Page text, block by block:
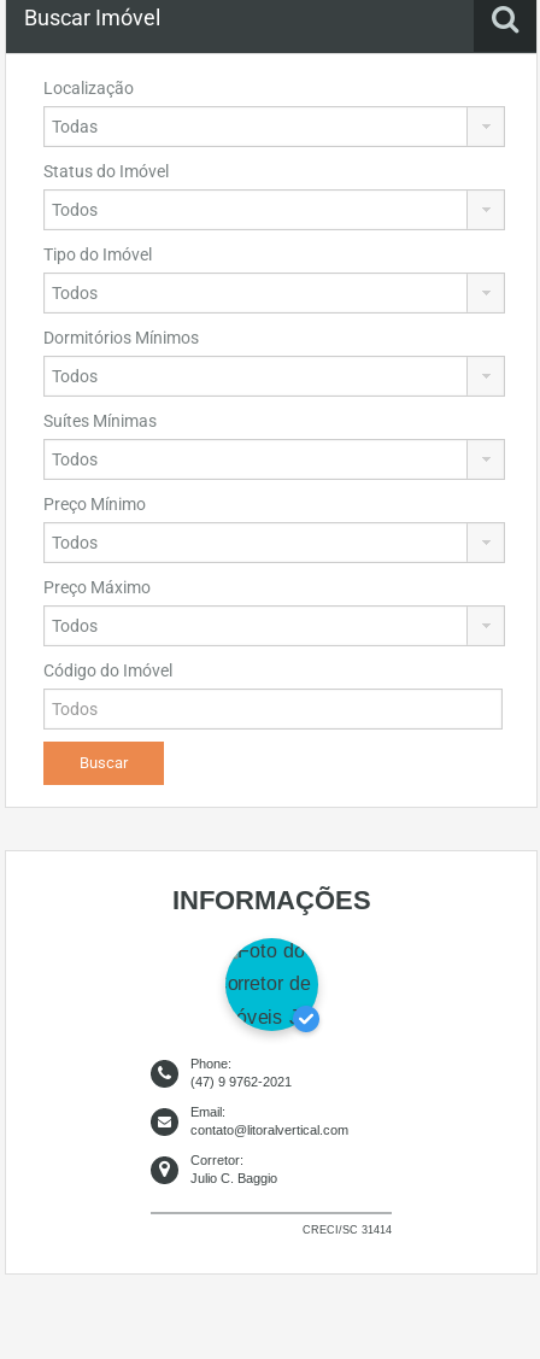
Buscar Imóvel
Localização
Status do Imóvel
Tipo do Imóvel
Dormitórios Mínimos
Suítes Mínimas
Preço Mínimo
Preço Máximo
Código do Imóvel
INFORMAÇÕES
Phone:
(47) 9 9762-2021
Email:
contato@litoralvertical.com
Corretor:
Julio C. Baggio
CRECI/SC 31414